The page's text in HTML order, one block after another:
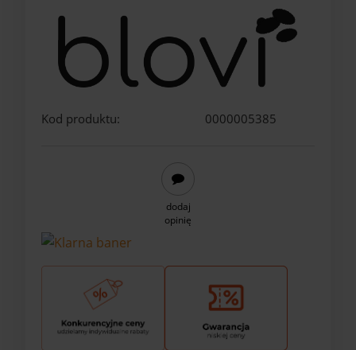
Kod produktu: 0000005385
dodaj
opinię